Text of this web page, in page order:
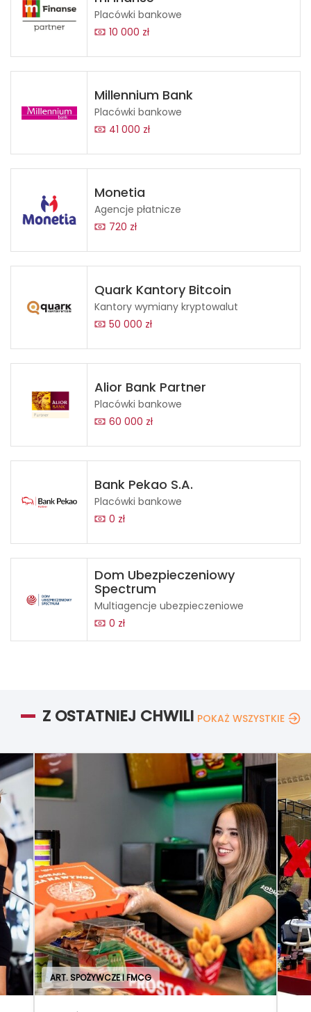
Placówki bankowe
10 000 zł
Millennium Bank
Placówki bankowe
41 000 zł
Monetia
Agencje płatnicze
720 zł
Quark Kantory Bitcoin
Kantory wymiany kryptowalut
50 000 zł
Alior Bank Partner
Placówki bankowe
60 000 zł
Bank Pekao S.A.
Placówki bankowe
0 zł
Dom Ubezpieczeniowy
Spectrum
Multiagencje ubezpieczeniowe
0 zł
Z OSTATNIEJ CHWILI POKAŻ WSZYSTKIE
ART. SPOŻYWCZE I FMCG